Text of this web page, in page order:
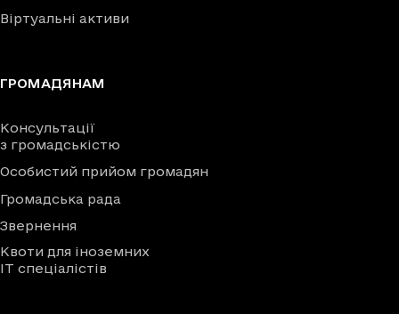
Віртуальні активи
ГРОМАДЯНАМ
Консультації
з громадськістю
Особистий прийом громадян
Громадська рада
Звернення
Квоти для іноземних
IT спеціалістів